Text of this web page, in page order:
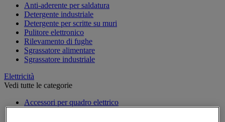
Anti-aderente per saldatura
Detergente industriale
Detergente per scritte su muri
Pulitore elettronico
Rilevamento di fughe
Sgrassatore alimentare
Sgrassatore industriale
Elettricità
Vedi tutte le categorie
Accessori per quadro elettrico